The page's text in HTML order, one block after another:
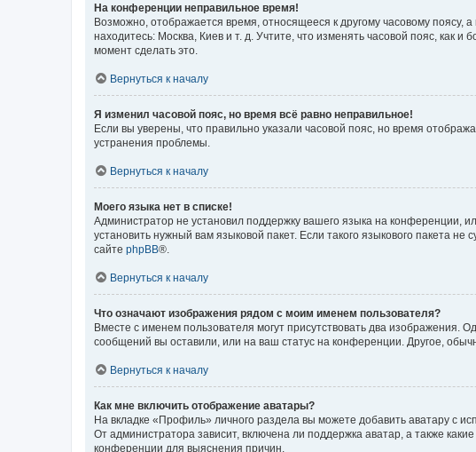
На конференции неправильное время!
Возможно, отображается время, относящееся к другому часовому поясу,
находитесь: Москва, Киев и т. д. Учтите, что изменять часовой пояс, как
момент сделать это.
Вернуться к началу
Я изменил часовой пояс, но время всё равно неправильное!
Если вы уверены, что правильно указали часовой пояс, но время
устранения проблемы.
Вернуться к началу
Моего языка нет в списке!
Администратор не установил поддержку вашего языка на конференции,
установить нужный вам языковой пакет. Если такого языкового пакета
сайте phpBB®.
Вернуться к началу
Что означают изображения рядом с моим именем пользователя?
Вместе с именем пользователя могут присутствовать два изображения.
сообщений вы оставили, или на ваш статус на конференции. Другое,
Вернуться к началу
Как мне включить отображение аватары?
На вкладке «Профиль» личного раздела вы можете добавить аватару с
От администратора зависит, включена ли поддержка аватар, а также
конференции для выяснения причин.